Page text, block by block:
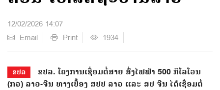
12/02/2026 14:07
Email
Print 1934
ຂປລ
ຂປລ. ໂຄງການເຊື່ອມຕໍ່ສາຍ ສົ່ງໄຟຟ້າ 500 ກິໂລໂວນ
(ກວ) ລາວ-ຈີນ ທາງເບື້ອງ ສປປ ລາວ ແລະ ສປ ຈີນ ໄດ້ເຊື່ອມຕໍ່